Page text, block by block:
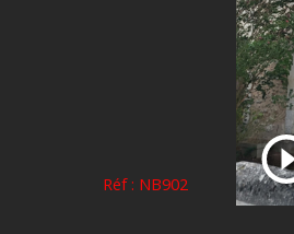
Réf : NB902